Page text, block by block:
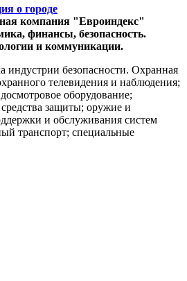
о городе
компания "Евроиндекс"
финансы, безопасность.
и коммуникации.
индустрии безопасности. Охранная
телевидения и наблюдения;
оборудование;
защиты; оружие и
и обслуживания систем
транспорт; специальные